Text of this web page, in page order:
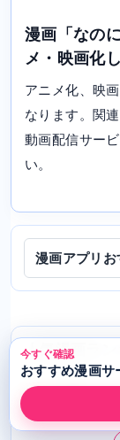
漫画「なの
メ・映画化
アニメ化、映
なります。関
動画配信サー
い。
漫画アプリお
人気漫画ラン
今すぐ確認
おすすめ漫画サ